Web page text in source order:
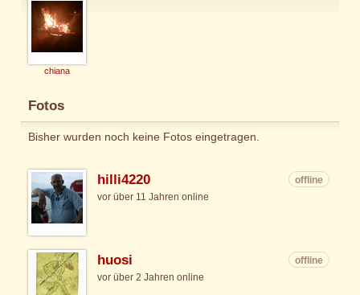
chiana
Fotos
Bisher wurden noch keine Fotos eingetragen.
hilli4220
offline
vor über 11 Jahren online
huosi
offline
vor über 2 Jahren online